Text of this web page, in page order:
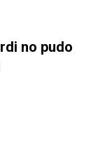
no pudo